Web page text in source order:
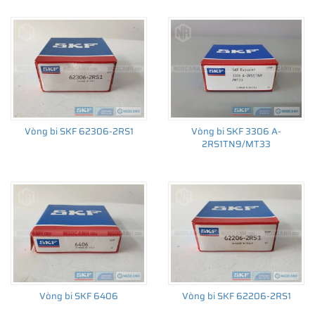
đến sản xuất số lượng lớn, từ lắp cho thiết bị ban đầu đến thị
trường thay thế sau đó.
Vòng bi SKF 62306-2RS1
Vòng bi SKF 3306 A-
2RS1TN9/MT33
Vòng bi SKF 6406 Vòng bi SKF 62206-2RS1